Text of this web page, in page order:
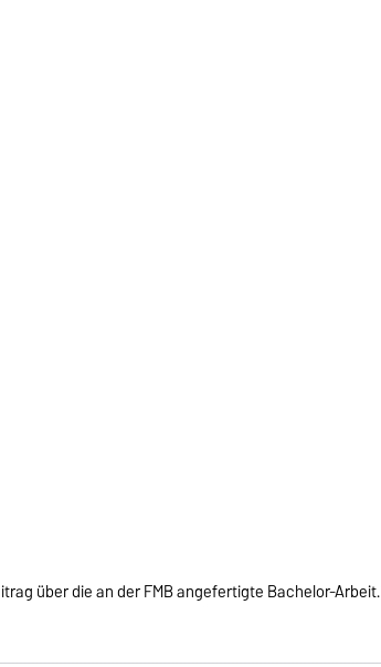
über die an der FMB angefertigte Bachelor-Arbeit.